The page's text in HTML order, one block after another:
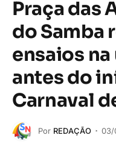
Praça das
do Samba
ensaios
antes do
Carnaval
Por REDAÇÃO 03/